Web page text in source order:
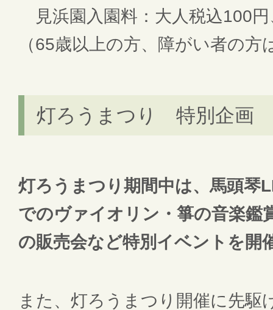
見浜園入園料：大人税込100
（65歳以上の方、障がい者の方
灯ろうまつり 特別企画
灯ろうまつり期間中は、馬頭琴
でのヴァイオリン・箏の音楽鑑
の販売会など特別イベントを開
また、灯ろうまつり開催に先駆